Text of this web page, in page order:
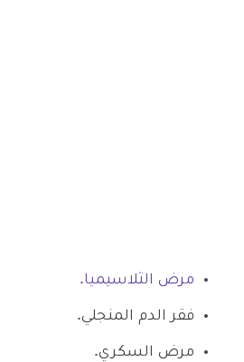
مرض الثلاسيميا.
فقر الدم المنجلي.
مرض السكري.